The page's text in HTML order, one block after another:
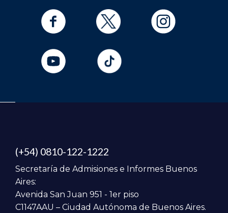
(+54) 0810-122-1222
Secretaría de Admisiones e Informes Buenos
Aires:
Avenida San Juan 951 - 1er piso
C1147AAU – Ciudad Autónoma de Buenos Aires.